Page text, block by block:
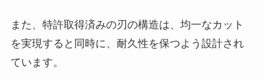
また、特許取得済みの刃の構造は、均一なカット
を実現すると同時に、耐久性を保つよう設計され
ています。